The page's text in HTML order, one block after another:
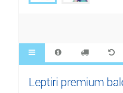
Leptiri premium